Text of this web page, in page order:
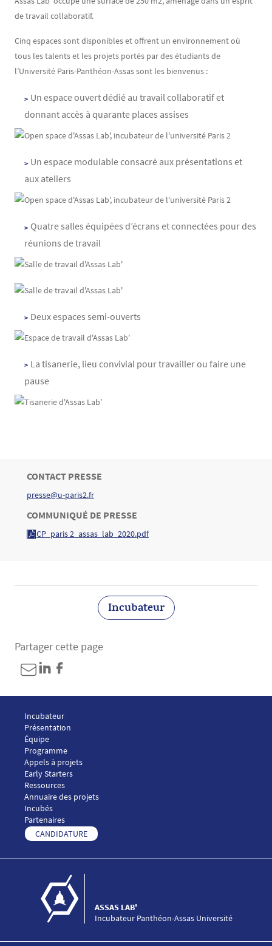
de travail collaboratif.
Cinq espaces sont disponibles et offrent un environnement où
tous les talents et les projets portés par des étudiants de
l’Université Paris-Panthéon-Assas sont les bienvenus :
Un espace ouvert dédié au travail collaboratif et
donnant accès à quarante places assises
Un espace modulable consacré aux présentations et
aux ateliers
Quatre salles équipées d’écrans et connectées pour des
réunions de travail
Deux espaces semi-ouverts
La tisanerie, lieu convivial pour travailler ou faire une
pause
Bloc(s) libre(s)
TITRE
CONTACT PRESSE
Texte
presse@u-paris2.fr
TITRE
COMMUNIQUÉ DE PRESSE
Texte
CP_paris 2_assas_lab_2020.pdf
Incubateur
Partager cette page
Menu Footer ASSAS LAB 1
Incubateur
Présentation
Équipe
Menu Footer ASSAS LAB 2
Programme
Appels à projets
Early Starters
Menu Footer ASSAS LAB 3
Ressources
Annuaire des projets
Incubés
Menu Footer ASSAS LAB 4
Partenaires
Menu Footer ASSAS LAB 5
CANDIDATURE
Incubateur Panthéon-Assas Université
ASSAS LAB'